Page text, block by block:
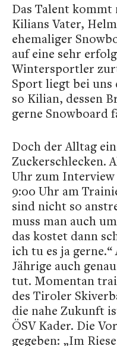
Das Talent
Kilians Vater,
ehemaliger
auf eine sehr
Wintersportler
Sport liegt bei uns
so Kilian, dessen
gerne Snowboard
Doch der Alltag
Zuckerschlecken.
Uhr zum
9:00 Uhr am
sind nicht so
muss man auch
das kostet dann
ich tu es ja
Jährige auch
tut. Momentan
des Tiroler
die nahe Zukunft
ÖSV Kader. Die
gegeben: „Im